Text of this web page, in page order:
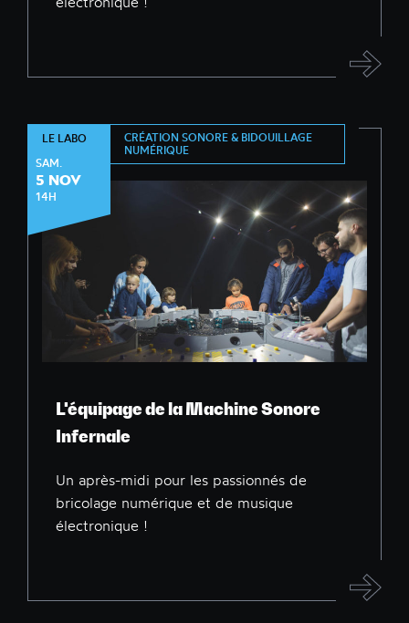
LE LABO
SAM.
5 NOV
14H
CRÉATION SONORE & BIDOUILLAGE
NUMÉRIQUE
L'équipage de la Machine Sonore
Infernale
Un après-midi pour les passionnés de
bricolage numérique et de musique
électronique !